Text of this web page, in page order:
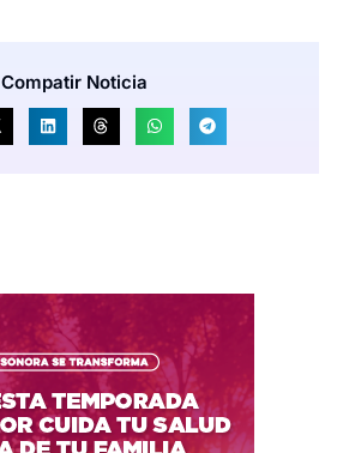
Compatir Noticia